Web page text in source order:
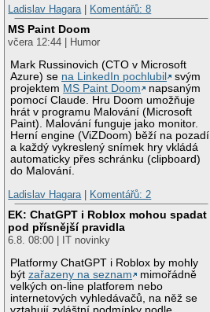
Ladislav Hagara
Komentářů: 8
MS Paint Doom
včera 12:44 | Humor
Mark Russinovich (CTO v Microsoft
Azure) se na LinkedIn pochlubil
svým
projektem MS Paint Doom
napsaným
pomocí Claude. Hru Doom umožňuje
hrát v programu Malování (Microsoft
Paint). Malování funguje jako monitor.
Herní engine (ViZDoom) běží na pozadí
a každý vykreslený snímek hry vkládá
automaticky přes schránku (clipboard)
do Malování.
Ladislav Hagara
Komentářů: 2
EK: ChatGPT i Roblox mohou spadat
pod přísnější pravidla
6.8. 08:00 | IT novinky
Platformy ChatGPT i Roblox by mohly
býtzařazeny na seznam
mimořádně
velkých on-line platforem nebo
internetových vyhledávačů, na něž se